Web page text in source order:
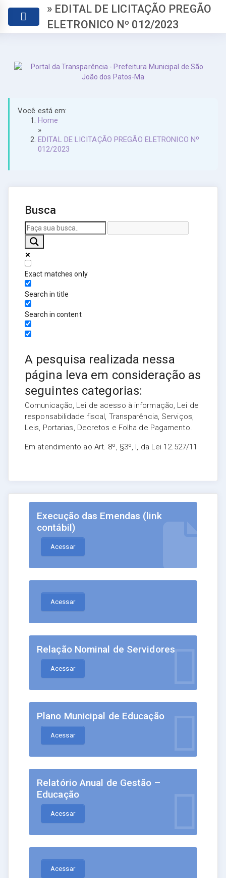
» EDITAL DE LICITAÇÃO PREGÃO
ELETRONICO Nº 012/2023
Você está em:
Home
»
EDITAL DE LICITAÇÃO PREGÃO ELETRONICO Nº
012/2023
Busca
Exact matches only
Search in title
Search in content
A pesquisa realizada nessa
página leva em consideração as
seguintes categorias:
Comunicação, Lei de acesso à informação, Lei de
responsabilidade fiscal, Transparência, Serviços,
Leis, Portarias, Decretos e Folha de Pagamento.
Em atendimento ao Art. 8º, §3º, I, da Lei 12.527/11
Execução das Emendas (link
contábil)
Acessar
Acessar
Relação Nominal de Servidores
Acessar
Plano Municipal de Educação
Acessar
Relatório Anual de Gestão –
Educação
Acessar
Acessar